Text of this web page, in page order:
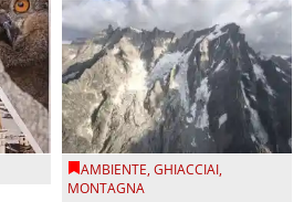
AMBIENTE,GHIACCIAI,
MONTAGNA